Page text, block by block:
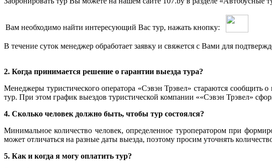
Вам необходимо найти интересующий Вас тур, нажать кнопку:
В течение суток менеджер обработает заявку и свяжется с Вами для
2. Когда принимается решение о гарантии выезда тура?
Менеджеры туристического оператора «Сэвэн Трэвел» стараются сообщить
тур. При этом график выездов туристической компании ««Сэвэн Трэвел»
4. Сколько человек должно быть, чтобы тур состоялся?
Минимальное количество человек, определенное туроператором при
может отличаться на разные даты выезда, поэтому просим уточнять
5. Как и когда я могу оплатить тур?